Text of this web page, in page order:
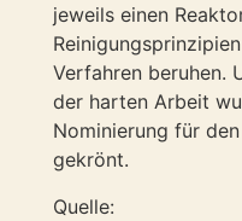
jeweils einen
Verfahren beruhen.
der harten Arbeit
Nominierung für
gekrönt.
Quelle: